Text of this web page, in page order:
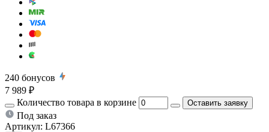
240 бонусов
7 989 ₽
Количество товара в корзине
Оставить заявку
Под заказ
Артикул: L67366